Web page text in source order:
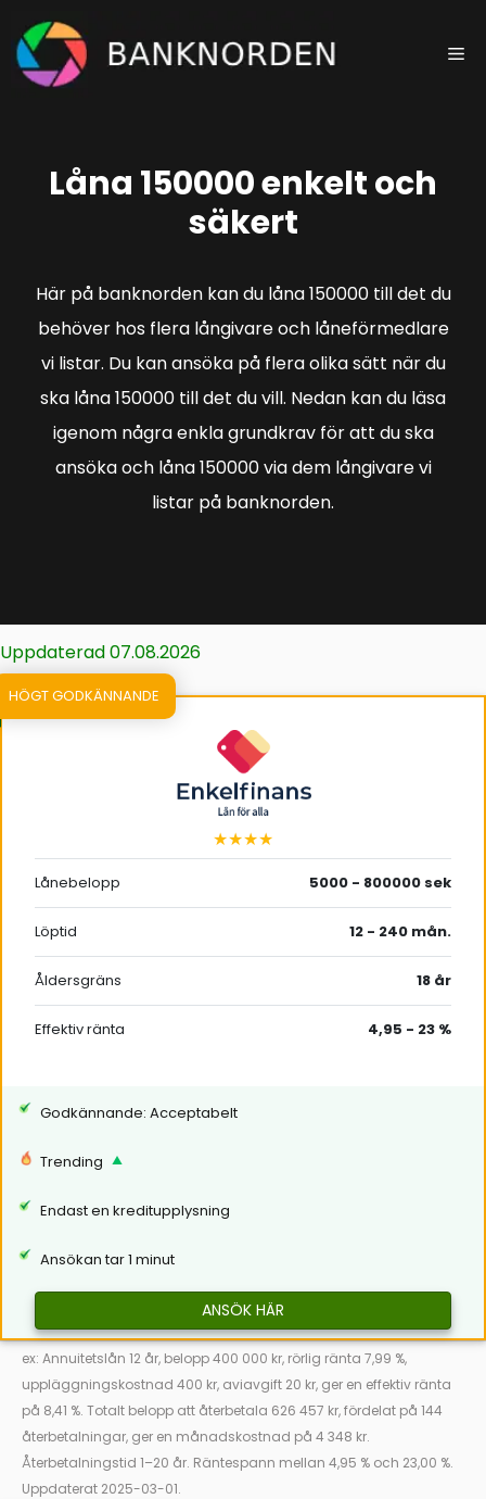
Hoppa
till
innehåll
Låna 150000 enkelt och
säkert
Här på banknorden kan du låna 150000 till det du
behöver hos flera långivare och låneförmedlare
vi listar. Du kan ansöka på flera olika sätt när du
ska låna 150000 till det du vill. Nedan kan du läsa
igenom några enkla grundkrav för att du ska
ansöka och låna 150000 via dem långivare vi
listar på banknorden.
Uppdaterad 07.08.2026
HÖGT GODKÄNNANDE
★★★★
Lånebelopp 5000 - 800000 sek
Löptid 12 - 240 mån.
Åldersgräns 18 år
Effektiv ränta 4,95 - 23 %
Godkännande: Acceptabelt
Trending
Endast en kreditupplysning
Ansökan tar 1 minut
ANSÖK HÄR
ex: Annuitetslån 12 år, belopp 400 000 kr, rörlig ränta 7,99 %,
uppläggningskostnad 400 kr, aviavgift 20 kr, ger en effektiv ränta
på 8,41 %. Totalt belopp att återbetala 626 457 kr, fördelat på 144
återbetalningar, ger en månadskostnad på 4 348 kr.
Återbetalningstid 1–20 år. Räntespann mellan 4,95 % och 23,00 %.
Uppdaterat 2025-03-01.